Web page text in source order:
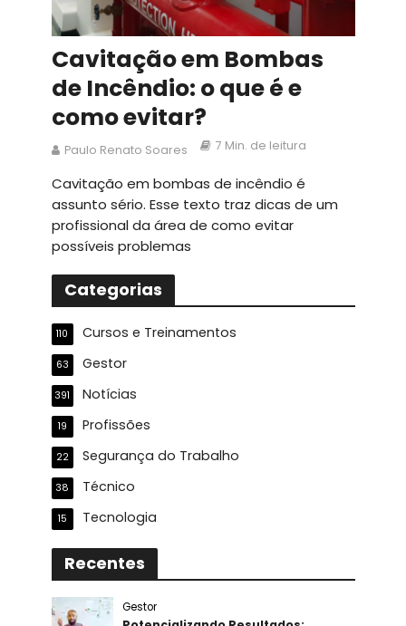
Cavitação em Bombas
de Incêndio: o que é e
como evitar?
Paulo Renato Soares 7 Min. de leitura
Cavitação em bombas de incêndio é
assunto sério. Esse texto traz dicas de um
profissional da área de como evitar
possíveis problemas
Categorias
Cursos e Treinamentos
110
Gestor
63
Notícias
391
Profissões
19
Segurança do Trabalho
22
Técnico
38
Tecnologia
15
Recentes
Gestor